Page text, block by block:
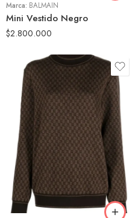
Marca: BALMAIN
Mini Vestido Negro
$2.800.000
36
38